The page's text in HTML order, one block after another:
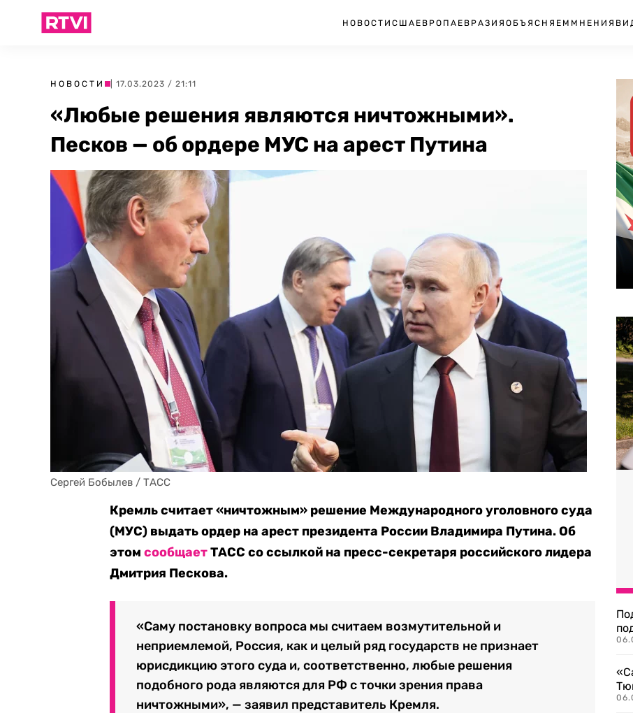
НОВОСТИ США ЕВРОПА ЕВРАЗИЯ ОБЪЯСНЯЕМ МНЕНИЯ
НОВОСТИ | 17.03.2023 / 21:11
«Любые решения являются ничтожными».
Песков — об ордере МУС на арест Путина
Сергей Бобылев / ТАСС
Кремль считает «ничтожным» решение Международного уголовного суда
(МУС) выдать ордер на арест президента России Владимира Путина. Об
этомсообщаетТАСС со ссылкой на пресс-секретаря российского лидера
Дмитрия Пескова.
«Саму постановку вопроса мы считаем возмутительной и
неприемлемой, Россия, как и целый ряд государств не признает
юрисдикцию этого суда и, соответственно, любые решения
подобного рода являются для РФ с точки зрения права
ничтожными», — заявил представитель Кремля.